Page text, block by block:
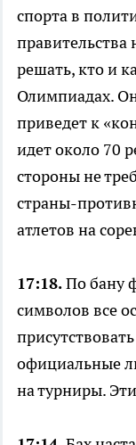
спорта в
решать, кто и
Олимпиадах.
приведет к
идет около 70
стороны не
страны-
атлетов на
17:18.По бану
символов все
официальные
на турниры.